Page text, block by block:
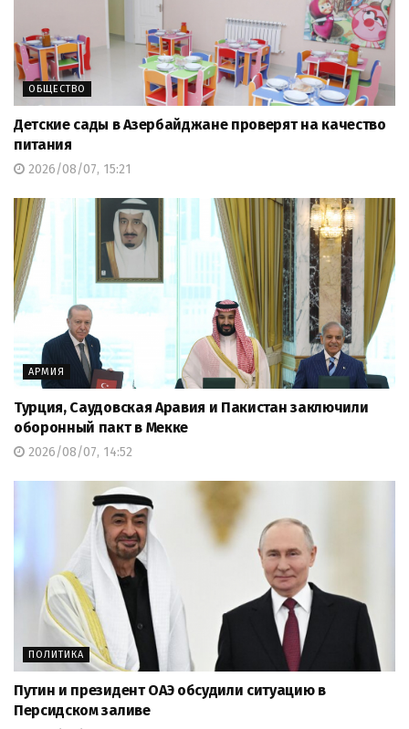
ОБЩЕСТВО
Детские сады в Азербайджане проверят на качество
питания
2026/08/07, 15:21
АРМИЯ
Турция, Саудовская Аравия и Пакистан заключили
оборонный пакт в Мекке
2026/08/07, 14:52
ПОЛИТИКА
Путин и президент ОАЭ обсудили ситуацию в
Персидском заливе